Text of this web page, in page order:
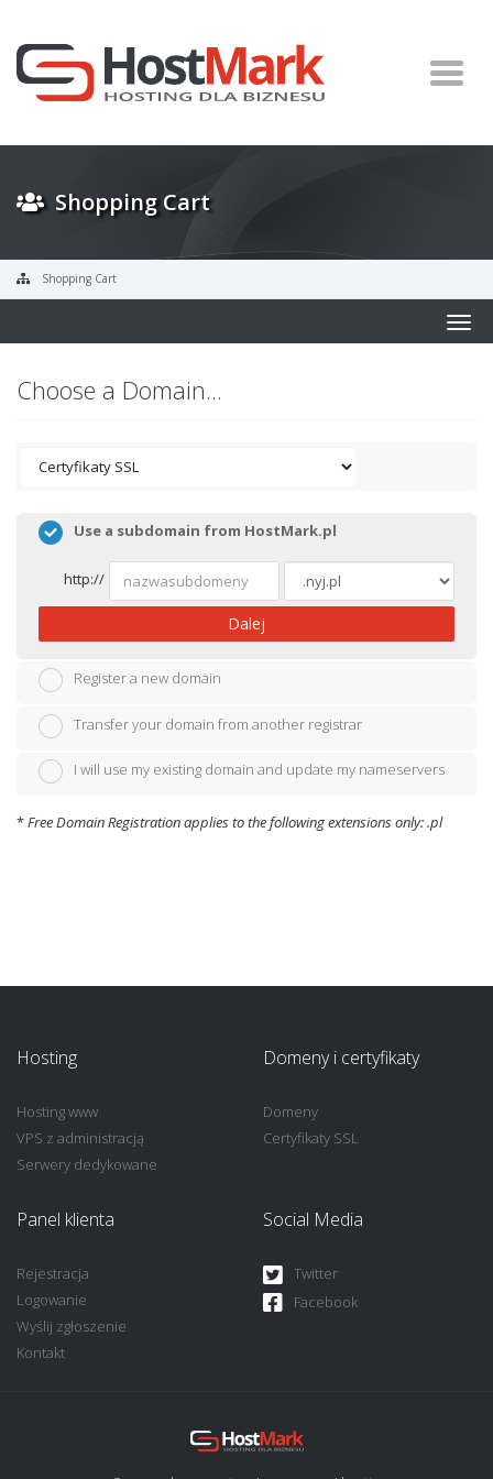
Shopping Cart
Shopping Cart
Choose a Domain...
Use a subdomain from HostMark.pl
http://
Dalej
Register a new domain
Transfer your domain from another registrar
I will use my existing domain and update my nameservers
*Free Domain Registration applies to the following extensions only: .pl
Hosting
Hosting www
VPS z administracją
Serwery dedykowane
Domeny i certyfikaty
Domeny
Certyfikaty SSL
Panel klienta
Rejestracja
Logowanie
Wyślij zgłoszenie
Kontakt
Social Media
Twitter
Facebook